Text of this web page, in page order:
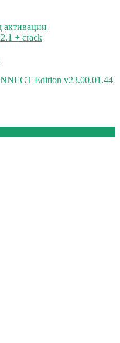
активации
+ crack
Edition v23.00.01.44